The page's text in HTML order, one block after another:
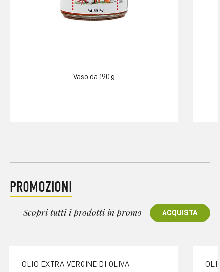
Vaso da 190 g
PROMOZIONI
Scopri tutti i prodotti in promo ACQUISTA
OLIO EXTRA VERGINE DI OLIVA